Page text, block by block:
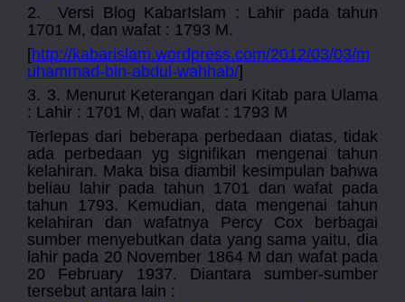
2.
Versi Blog KabarIslam : Lahir pada tahun
1701 M, dan wafat : 1793 M.
[http://kabarislam.wordpress.com/2012/03/03/m
uhammad-bin-abdul-wahhab/]
3. 3. Menurut Keterangan dari Kitab para Ulama
: Lahir : 1701 M, dan wafat : 1793 M
Terlepas dari beberapa perbedaan diatas, tidak
ada perbedaan yg signifikan mengenai tahun
kelahiran. Maka bisa diambil kesimpulan bahwa
beliau lahir pada tahun 1701 dan wafat pada
tahun 1793. Kemudian, data mengenai tahun
kelahiran dan wafatnya Percy Cox berbagai
sumber menyebutkan data yang sama yaitu, dia
lahir pada 20 November 1864 M dan wafat pada
20 February 1937. Diantara sumber-sumber
tersebut antara lain :